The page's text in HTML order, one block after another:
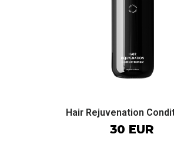
Hair Rejuvenation
30 EUR